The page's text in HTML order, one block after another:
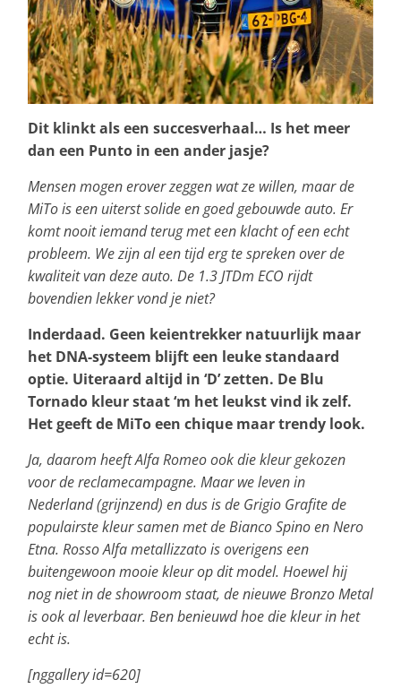
Dit klinkt als een succesverhaal… Is het meer
dan een Punto in een ander jasje?
Mensen mogen erover zeggen wat ze willen, maar de
MiTo is een uiterst solide en goed gebouwde auto. Er
komt nooit iemand terug met een klacht of een echt
probleem. We zijn al een tijd erg te spreken over de
kwaliteit van deze auto. De 1.3 JTDm ECO rijdt
bovendien lekker vond je niet?
Inderdaad. Geen keientrekker natuurlijk maar
het DNA-systeem blijft een leuke standaard
optie. Uiteraard altijd in ‘D’ zetten. De Blu
Tornado kleur staat ‘m het leukst vind ik zelf.
Het geeft de MiTo een chique maar trendy look.
Ja, daarom heeft Alfa Romeo ook die kleur gekozen
voor de reclamecampagne. Maar we leven in
Nederland (grijnzend) en dus is de Grigio Grafite de
populairste kleur samen met de Bianco Spino en Nero
Etna. Rosso Alfa metallizzato is overigens een
buitengewoon mooie kleur op dit model. Hoewel hij
nog niet in de showroom staat, de nieuwe Bronzo Metal
is ook al leverbaar. Ben benieuwd hoe die kleur in het
echt is.
[nggallery id=620]